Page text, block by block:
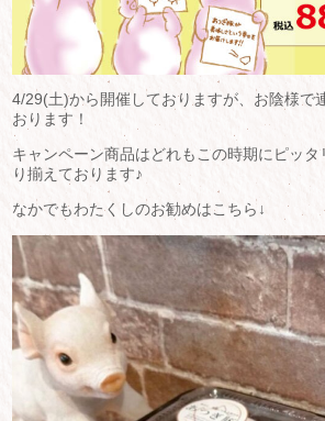
4/29(土)から開催しておりますが、お陰様で
おります！
キャンペーン商品はどれもこの時期にピッタ
り揃えております♪
なかでもわたくしのお勧めはこちら↓